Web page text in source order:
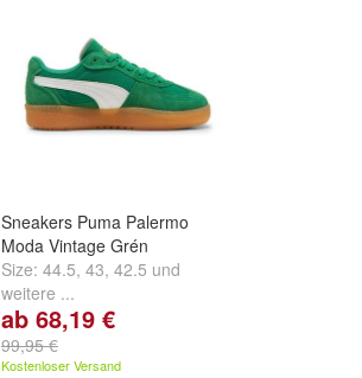
Sneakers Puma Palermo
Moda Vintage Grén
Size: 44.5, 43, 42.5 und
weitere ...
ab 68,19 €
99,95 €
Kostenloser Versand